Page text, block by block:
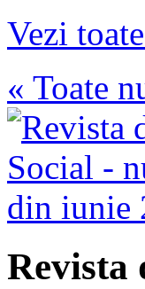
Vezi
« Toate
Revista